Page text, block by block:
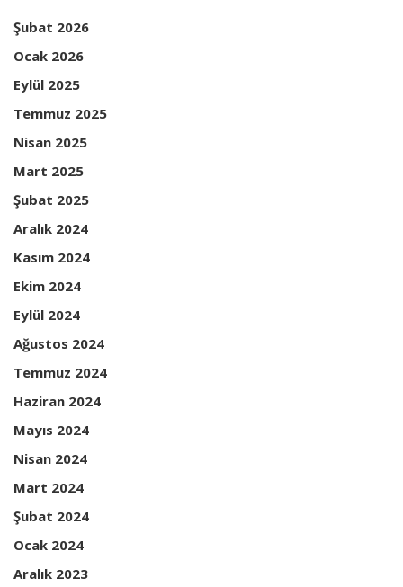
Şubat 2026
Ocak 2026
Eylül 2025
Temmuz 2025
Nisan 2025
Mart 2025
Şubat 2025
Aralık 2024
Kasım 2024
Ekim 2024
Eylül 2024
Ağustos 2024
Temmuz 2024
Haziran 2024
Mayıs 2024
Nisan 2024
Mart 2024
Şubat 2024
Ocak 2024
Aralık 2023